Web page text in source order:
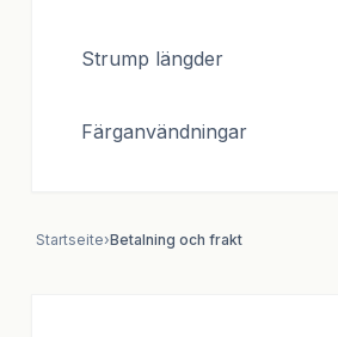
Strump längder
Färganvändningar
Startseite›Betalning och frakt